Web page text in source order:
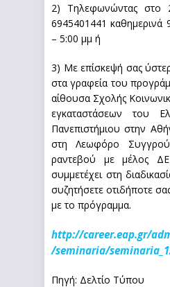
2) Τηλεφωνώντας στο
6945401441 καθημερινά
– 5:00 μμ ή
3) Με επίσκεψή σας
στα γραφεία του
αίθουσα Σχολής
εγκαταστάσεων του
Πανεπιστήμιου στην
στη Λεωφόρο
ραντεβού με μέλος
συμμετέχει στη
συζητήσετε οτιδήποτε
με το πρόγραμμα.
http://career.eap.gr/
/seminaria/
Πηγή: Δελτίο Τύπου